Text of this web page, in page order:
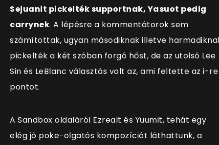
Sejuanit pickelték supportnak, Yasuot pedig
carrynek. A lépésre a kommentátorok sem
számítottak, ugyan másodiknak illetve
pickelték a két szóban forgó hőst, de az utolsó Lee
Sin és LeBlanc választás volt az, ami feltette az i-re
pontot.
A Sandbox oldaláról Ezrealt és Yuumit, tehát egy
elég jó poke-olgatós kompozíciót láthattunk, a